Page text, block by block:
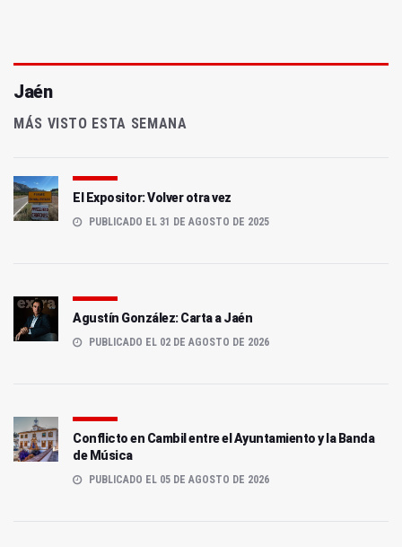
Jaén
MÁS VISTO ESTA SEMANA
El Expositor: Volver otra vez
PUBLICADO EL 31 DE AGOSTO DE 2025
Agustín González: Carta a Jaén
PUBLICADO EL 02 DE AGOSTO DE 2026
Conflicto en Cambil entre el Ayuntamiento y la Banda
de Música
PUBLICADO EL 05 DE AGOSTO DE 2026